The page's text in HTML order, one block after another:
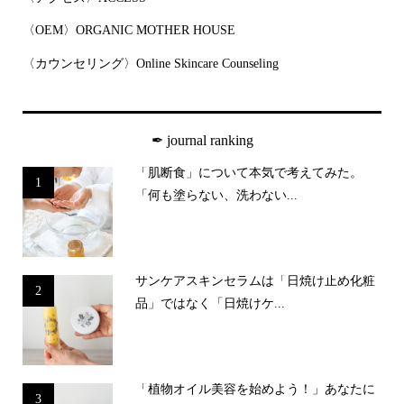
〈OEM〉ORGANIC MOTHER HOUSE
〈カウンセリング〉Online Skincare Counseling
✒︎ journal ranking
1
「肌断食」について本気で考えてみた。
「何も塗らない、洗わない...
2
サンケアスキンセラムは「日焼け止め化粧
品」ではなく「日焼けケ...
3
「植物オイル美容を始めよう！」あなたに